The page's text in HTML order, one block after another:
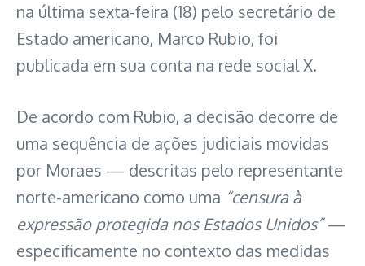
na última sexta-feira (18) pelo secretário de
Estado americano, Marco Rubio, foi
publicada em sua conta na rede social X.
De acordo com Rubio, a decisão decorre de
uma sequência de ações judiciais movidas
por Moraes — descritas pelo representante
norte-americano como uma “censura à
expressão protegida nos Estados Unidos”—
especificamente no contexto das medidas